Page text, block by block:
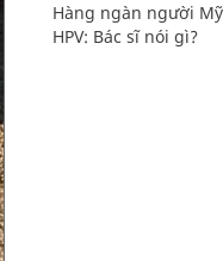
Hàng ngàn người
HPV: Bác sĩ nói gì?